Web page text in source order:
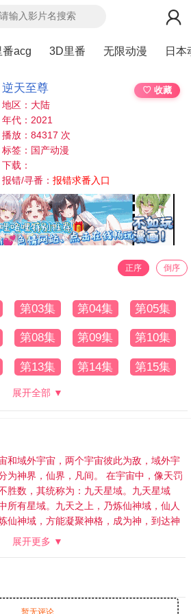
番acg 3D里番 无限动漫 日本
逆天至尊
♡ 收藏
地区：大陆
年代：2021
播放：84317 次
标签：国产动漫
下载：
报错/寻番：报错求番入口
正序 倒序
第03集 第04集 第05集
第08集 第09集 第10集
第13集 第14集 第15集
展开全部 ▼
域外宇宙，两个宇宙彼此为敌，域外宇
为神界，仙界，凡间。 在宇宙中，像天罚
胜数，其统称为：九天星域。九天星域
所有星域。九天之上，乃炼仙神域，仙人
仙神域，方能凝聚神格，成为神，到达神
神极为强大。在遥远的过去，神界万族，
神界之主鸿蒙至尊，身份尊贵，属下众
天下万术。彼
展开更多 ▼